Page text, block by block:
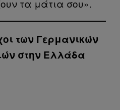
τα μάτια σου».
των Γερμανικών
στην Ελλάδα